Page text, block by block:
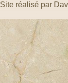
Site réalisé par